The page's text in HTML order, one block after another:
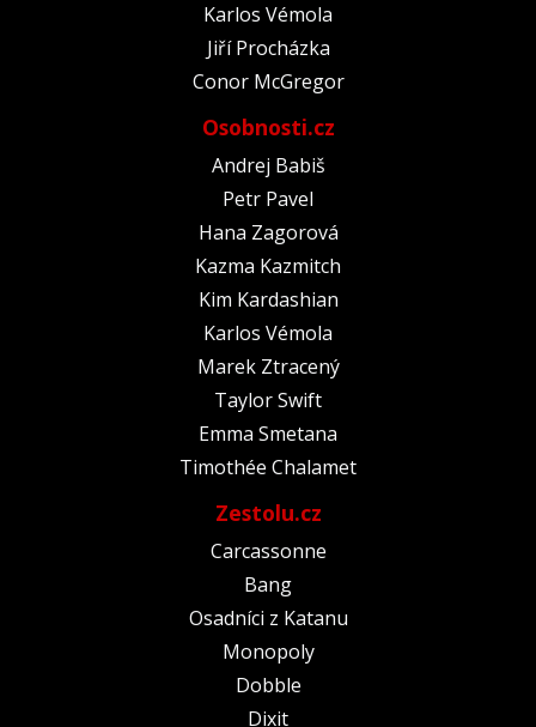
Karlos Vémola
Jiří Procházka
Conor McGregor
Osobnosti.cz
Andrej Babiš
Petr Pavel
Hana Zagorová
Kazma Kazmitch
Kim Kardashian
Karlos Vémola
Marek Ztracený
Taylor Swift
Emma Smetana
Timothée Chalamet
Zestolu.cz
Carcassonne
Bang
Osadníci z Katanu
Monopoly
Dobble
Dixit